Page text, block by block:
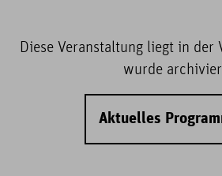
Diese Veranstaltung liegt in der
wurde
Aktuelles